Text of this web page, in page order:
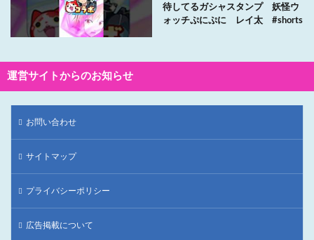
待してるガシャスタンプ 妖怪ウ
ォッチぷにぷに レイ太 #shorts
運営サイトからのお知らせ
お問い合わせ
サイトマップ
プライバシーポリシー
広告掲載について